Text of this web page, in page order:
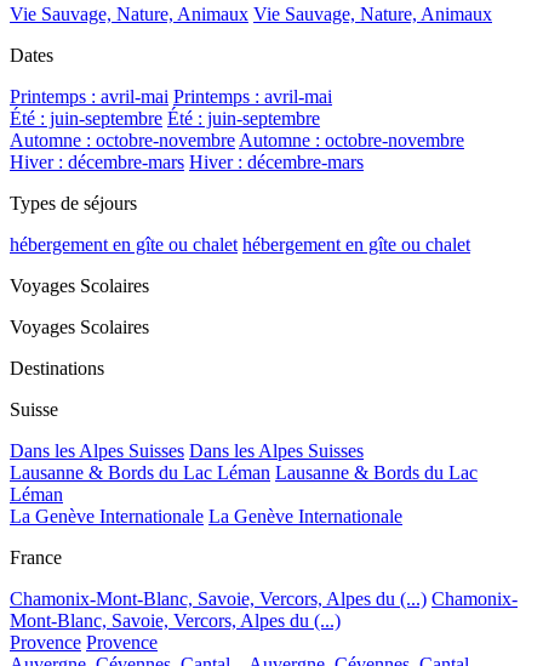
Vie Sauvage, Nature, Animaux Vie Sauvage, Nature, Animaux
Dates
Printemps : avril-mai Printemps : avril-mai
Été : juin-septembre Été : juin-septembre
Automne : octobre-novembreAutomne : octobre-novembre
Hiver : décembre-mars Hiver : décembre-mars
Types de séjours
hébergement en gîte ou chalet hébergement en gîte ou chalet
Voyages Scolaires
Voyages Scolaires
Destinations
Suisse
Dans les Alpes Suisses Dans les Alpes Suisses
Lausanne & Bords du Lac Léman Lausanne & Bords du Lac
Léman
La Genève Internationale La Genève Internationale
France
Chamonix-Mont-Blanc, Savoie, Vercors, Alpes du (...) Chamonix-
Mont-Blanc, Savoie, Vercors, Alpes du (...)
Provence Provence